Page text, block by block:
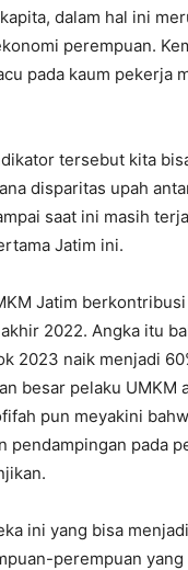
kapita, dalam hal ini
perempuan.
pada kaum pekerja
tersebut kita
disparitas upah
saat ini masih
Jatim ini.
Jatim
akhir 2022. Angka itu
2023 naik menjadi
besar pelaku UMKM
pun meyakini
pendampingan pada
ini yang bisa
perempuan